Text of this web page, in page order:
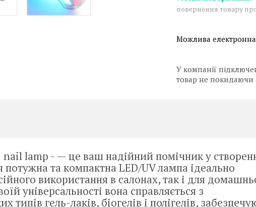
повернення товару
У компанії
товар не покидаючи
nail lamp - — це ваш надійний помічник у
та компактна LED/UV лампа ідеально
використання в салонах, так і для
універсальності вона справляється з
типів гель-лаків, біогелів і полігелів,